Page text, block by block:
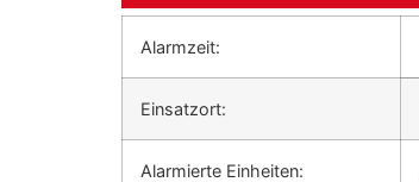
Alarmzeit:
Einsatzort:
Alarmierte Einheiten: